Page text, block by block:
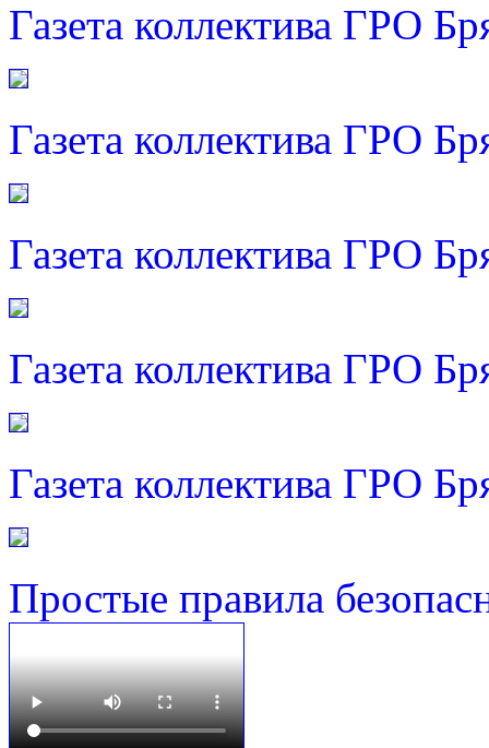
Газета коллектива ГРО
Газета коллектива ГРО
Газета коллектива ГРО
Газета коллектива ГРО
Газета коллектива ГРО
Простые правила